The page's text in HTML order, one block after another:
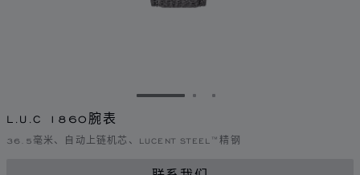
转到幻灯片 1转到幻灯片 2
转到幻灯片 3
L.U.C 1860腕表
36.5毫米、自动上链机芯、LUCENT STEEL™精钢